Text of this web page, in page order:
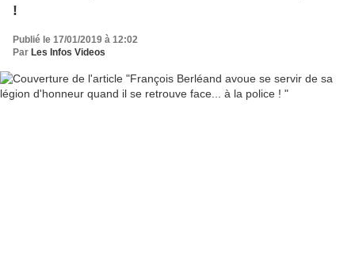
!
Publié le 17/01/2019 à 12:02
Par Les Infos Videos